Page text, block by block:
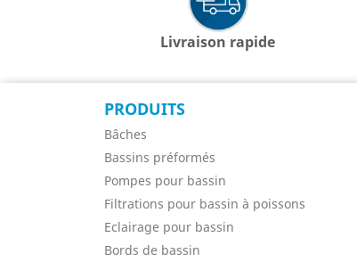
Livraison rapide
PRODUITS
Bâches
Bassins préformés
Pompes pour bassin
Filtrations pour bassin à poissons
Eclairage pour bassin
Bords de bassin